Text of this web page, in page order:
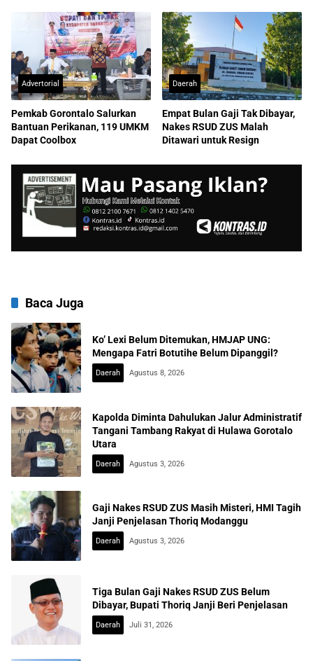
Advertorial
Pemkab Gorontalo Salurkan
Bantuan Perikanan, 119 UMKM
Dapat Coolbox
Daerah
Empat Bulan Gaji Tak Dibayar,
Nakes RSUD ZUS Malah
Ditawari untuk Resign
Baca Juga
Ko’ Lexi Belum Ditemukan, HMJAP UNG:
Mengapa Fatri Botutihe Belum Dipanggil?
Daerah Agustus 8, 2026
Kapolda Diminta Dahulukan Jalur Administratif
Tangani Tambang Rakyat di Hulawa Gorotalo
Utara
Daerah Agustus 3, 2026
Gaji Nakes RSUD ZUS Masih Misteri, HMI Tagih
Janji Penjelasan Thoriq Modanggu
Daerah Agustus 3, 2026
Tiga Bulan Gaji Nakes RSUD ZUS Belum
Dibayar, Bupati Thoriq Janji Beri Penjelasan
Daerah Juli 31, 2026